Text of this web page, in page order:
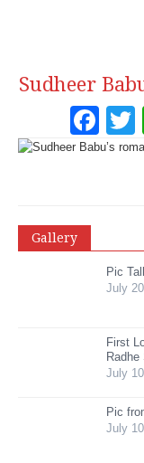
Sudheer
Gallery
Pic
July
First
Radhe
July
Pic
July